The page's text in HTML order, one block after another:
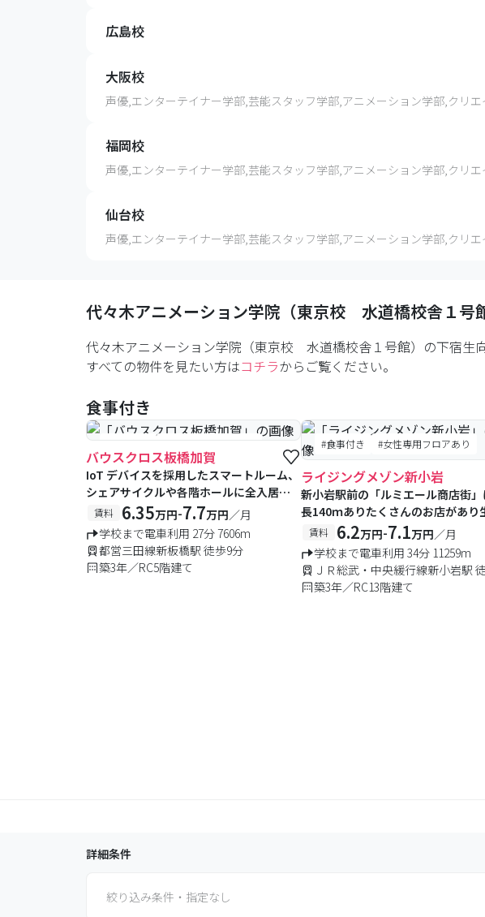
広島校
大阪校
声優,エンターテイナー学部,芸能スタッフ学部,アニメーション学部,クリ
福岡校
声優,エンターテイナー学部,芸能スタッフ学部,アニメーション学部,クリ
仙台校
声優,エンターテイナー学部,芸能スタッフ学部,アニメーション学部,クリ
代々木アニメーション学院（東京校 水道橋校舎１号
代々木アニメーション学院（東京校 水道橋校舎１号館）の下宿生
すべての物件を見たい方はコチラからご覧ください。
食事付き
#食事付き #女性専用フロアあり
バウスクロス板橋加賀
IoT デバイスを採用したスマートルーム、
シェアサイクルや各階ホールに全入居者
分のロッカーを設置、三階層のトリプル
セキュリティ
賃料 6.35万円-7.7万円／月
学校まで電車利用 27分 7606m
都営三田線新板橋駅 徒歩9分
築3年／RC5階建て
#食事付き #女性専用フロアあり
ライジングメゾン新小岩
新小岩駅前の「ルミエール商店街
長140ｍありたくさんのお店があり
大変便利、総武線沿線の様々な学校
学便利
賃料 6.2万円-7.1万円／月
学校まで電車利用 34分 11259m
ＪＲ総武・中央緩行線新小岩駅
築3年／RC13階建て
詳細条件
絞り込み条件・指定なし